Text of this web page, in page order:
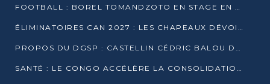
FOOTBALL : BOREL TOMANDZOTO EN STAGE EN ESPAGNE AVEC POLISSYA FC
ÉLIMINATOIRES CAN 2027 : LES CHAPEAUX DÉVOILÉS, LE CONGO FIXÉ SUR SON SORT
PROPOS DU DGSP : CASTELLIN CÉDRIC BALOU DÉNONCE DES PROPOS INTIMIDANTS
SANTÉ : LE CONGO ACCÉLÈRE LA CONSOLIDATION DE L’OFFRE DE SOINS